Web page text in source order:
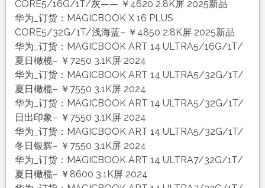
CORE5/16G/1T/灰—— ￥4620 2.8K屏 2025新品
华为_订货：MAGICBOOK X 16 PLUS
CORE5/32G/1T/浅海蓝– ￥4850 2.8K屏 2025新品
华为_订货：MAGICBOOK ART 14 ULTRA5/16G/1T/
夏日橄榄– ￥7250 3.1K屏 2024
华为_订货：MAGICBOOK ART 14 ULTRA5/32G/1T/
夏日橄榄– ￥7550 3.1K屏 2024
华为_订货：MAGICBOOK ART 14 ULTRA5/32G/1T/
日出印象– ￥7550 3.1K屏 2024
华为_订货：MAGICBOOK ART 14 ULTRA5/32G/1T/
冬日银辉– ￥7550 3.1K屏 2024
华为_订货：MAGICBOOK ART 14 ULTRA7/32G/1T/
夏日橄榄– ￥8600 3.1K屏 2024